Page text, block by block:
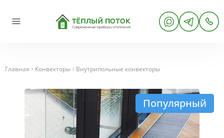
Главная Конвекторы Внутрипольные конвекторы
Популярный